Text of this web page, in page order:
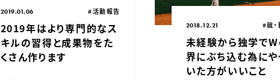
2019年はより専門的なス
キルの習得と成果物をた
くさん作ります
公開日：
2019.01.06 カテゴリ：
#活動報告
未経験から独学で
界にぶち込む為にや
いた方がいいこと
公開日：
2018.12.21 カテ
#就